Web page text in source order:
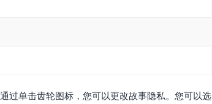
过单击齿轮图标，您可以更改故事隐私。您可以选